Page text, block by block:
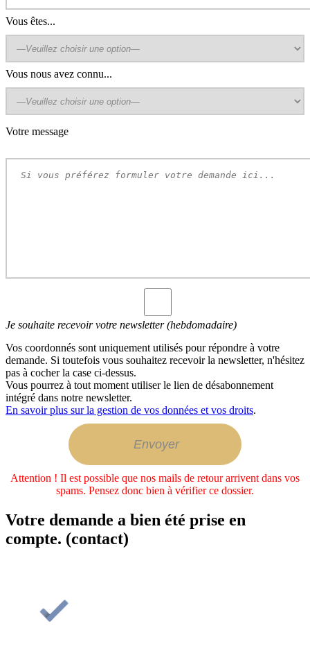
Vous êtes...
Vous nous avez connu...
Votre message
Je souhaite recevoir votre newsletter (hebdomadaire)
Vos coordonnés sont uniquement utilisés pour répondre à votre
demande. Si toutefois vous souhaitez recevoir la newsletter, n'hésitez
pas à cocher la case ci-dessus.
Vous pourrez à tout moment utiliser le lien de désabonnement
intégré dans notre newsletter.
En savoir plus sur la gestion de vos données et vos droits.
Attention ! Il est possible que nos mails de retour arrivent dans vos
spams. Pensez donc bien à vérifier ce dossier.
Votre demande a bien été prise en
compte. (contact)